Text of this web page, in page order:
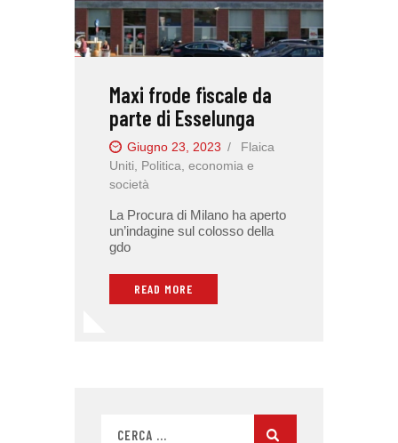
Maxi frode fiscale da
parte di Esselunga
Giugno 23, 2023
Flaica
Uniti
Politica, economia e
società
La Procura di Milano ha aperto
un’indagine sul colosso della
gdo
READ MORE